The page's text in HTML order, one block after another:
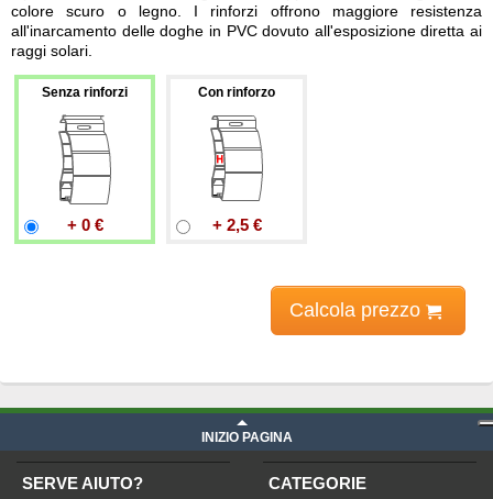
colore scuro o legno. I rinforzi offrono maggiore resistenza
all'inarcamento delle doghe in PVC dovuto all'esposizione diretta ai
raggi solari.
Senza rinforzi
+ 0 €
Con rinforzo
+ 2,5 €
Calcola prezzo
INIZIO PAGINA
SERVE AIUTO? CATEGORIE